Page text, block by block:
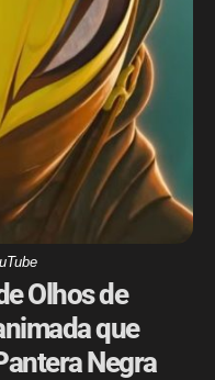
Olhos de
que
Negra